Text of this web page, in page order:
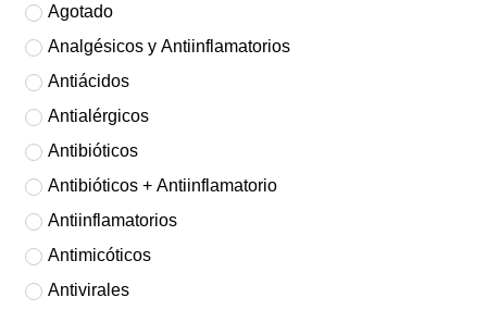
Agotado
Analgésicos y Antiinflamatorios
Antiácidos
Antialérgicos
Antibióticos
Antibióticos + Antiinflamatorio
Antiinflamatorios
Antimicóticos
Antivirales